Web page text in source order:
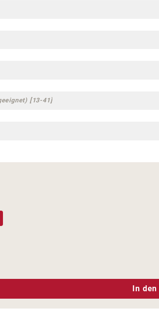
[13-41]
oder benutze die In den